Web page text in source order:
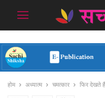
होम अध्यात्म चमत्कार फिर देखते